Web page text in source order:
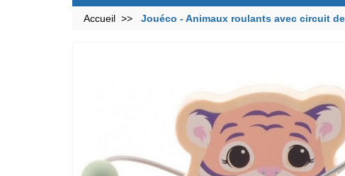
Accueil Jouéco - Animaux roulants avec circuit